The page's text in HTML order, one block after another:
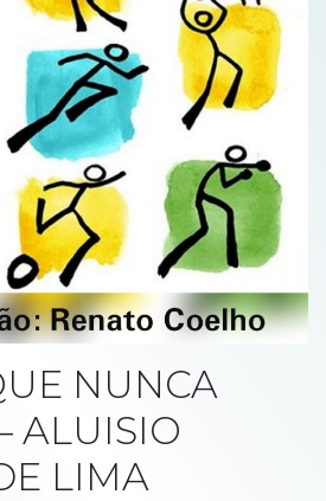
NUNCA
ALUISIO
LIMA